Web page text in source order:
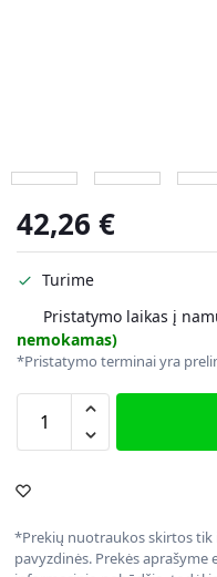
42,26 €
Turime
Pristatymo laikas į
nemokamas)
*Pristatymo terminai yra
*Prekių nuotraukos skirtos tik
pavyzdinės. Prekės